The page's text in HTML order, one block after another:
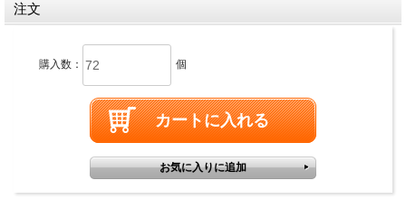
注文
購入数： 個